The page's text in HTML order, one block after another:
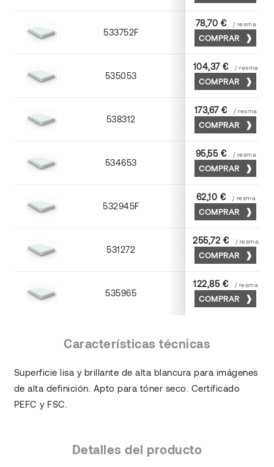
533752F 52 x 70
78,70 € / resma
COMPRAR
535053 53 x 75
104,37 € / resma
COMPRAR
538312 72 x 102
173,67 € / resma
COMPRAR
534653 52 x 70
95,55 € / resma
COMPRAR
532945F 45 x 64
62,10 € / resma
COMPRAR
531272 70 x 100
255,72 € / resma
COMPRAR
535965 65 x 90
122,85 € / resma
COMPRAR
Características técnicas
Superficie lisa y brillante de alta blancura para imágenes
de alta definición. Apto para tóner seco. Certificado
PEFC y FSC.
Detalles del producto